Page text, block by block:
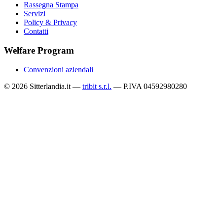
Rassegna Stampa
Servizi
Policy & Privacy
Contatti
Welfare Program
Convenzioni aziendali
© 2026 Sitterlandia.it — tribit s.r.l. — P.IVA 04592980280